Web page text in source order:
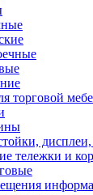
торговой
тележки и